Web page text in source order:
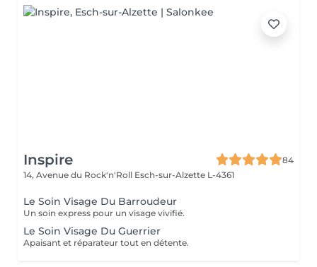
Inspire
84
14, Avenue du Rock'n'Roll Esch-sur-Alzette L-4361
Le Soin Visage Du Barroudeur
Un soin express pour un visage vivifié.
Le Soin Visage Du Guerrier
Apaisant et réparateur tout en détente.